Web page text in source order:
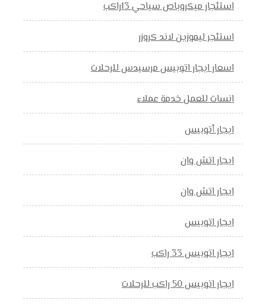
استئجار ميكروباص سياحي 13راكب
استئجر ليموزين لاند كروزر
اسعار ايجار اتوبيس مرسيدس للرحلات
انسات للعمل خدمة عملاء
ايجار أتوبيس
ايجار اتش وان
ايجار اتش وان
ايجار اتوبيس
ايجار اتوبيس 33 راكب
ايجار اتوبيس 50 راكب للرحلات